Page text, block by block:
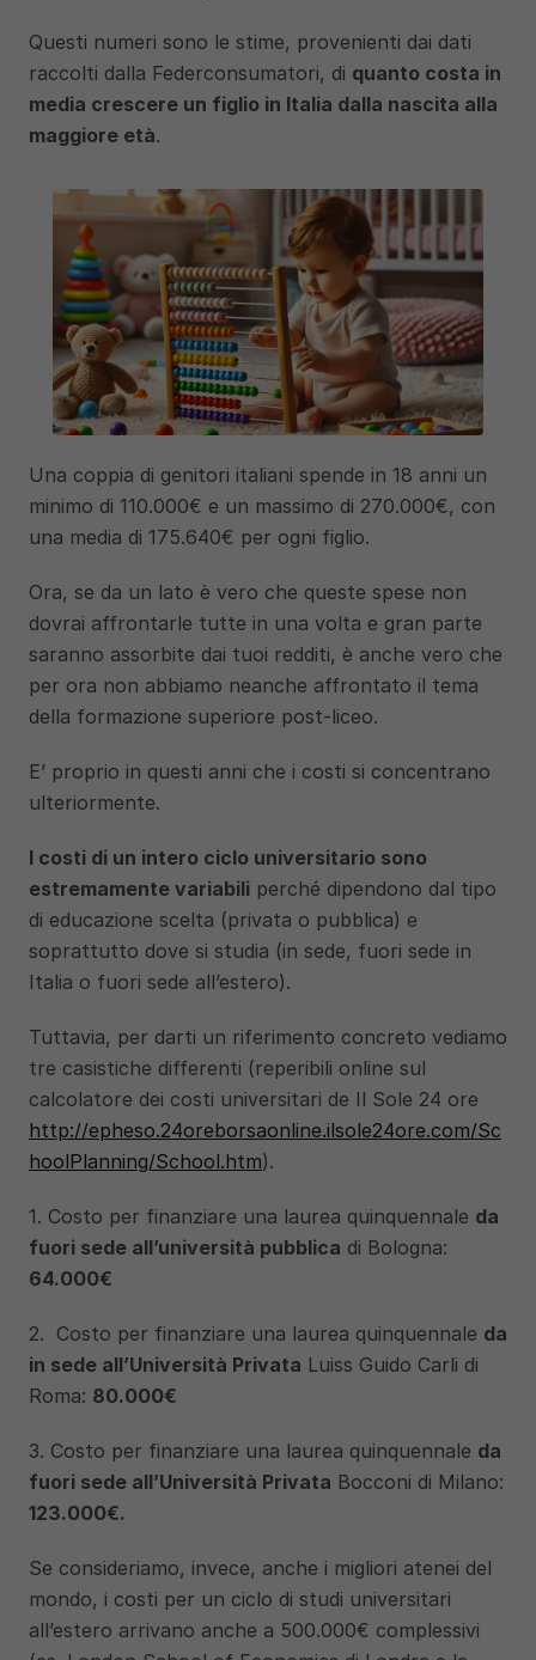
Questi numeri sono le stime, provenienti dai dati
raccolti dalla Federconsumatori, di quanto costa in
media crescere un figlio in Italia dalla nascita alla
maggiore età.
Una coppia di genitori italiani spende in 18 anni un
minimo di 110.000€ e un massimo di 270.000€, con
una media di 175.640€ per ogni figlio.
Ora, se da un lato è vero che queste spese non
dovrai affrontarle tutte in una volta e gran parte
saranno assorbite dai tuoi redditi, è anche vero che
per ora non abbiamo neanche affrontato il tema
della formazione superiore post-liceo.
E’ proprio in questi anni che i costi si concentrano
ulteriormente.
I costi di un intero ciclo universitario sono
estremamente variabili perché dipendono dal tipo
di educazione scelta (privata o pubblica) e
soprattutto dove si studia (in sede, fuori sede in
Italia o fuori sede all’estero).
Tuttavia, per darti un riferimento concreto vediamo
tre casistiche differenti (reperibili online sul
http://epheso.24oreborsaonline.ilsole24ore.com/Sc
hoolPlanning/School.htm).
1. Costo per finanziare una laurea quinquennale da
fuori sede all’università pubblica
64.000€
2.  Costo per finanziare una laurea quinquennale da
in sede all’Università Privata Luiss Guido Carli di
Roma: 80.000€
3. Costo per finanziare una laurea quinquennale da
fuori sede all’Università Privata
123.000€.
Se consideriamo, invece, anche i migliori atenei del
mondo, i costi per un ciclo di studi universitari
all’estero arrivano anche a 500.000€ complessivi